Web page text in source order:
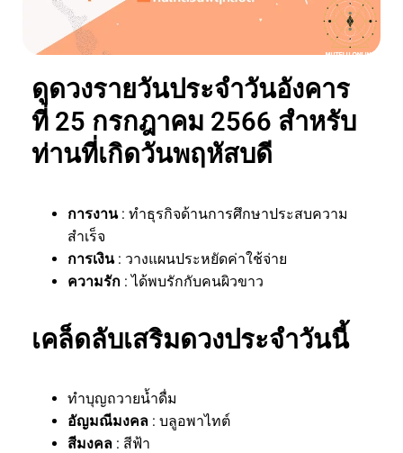
ดูดวงรายวันประจำวันอังคาร
ที่ 25 กรกฎาคม 2566 สำหรับ
ท่านที่เกิดวันพฤหัสบดี
การงาน : ทำธุรกิจด้านการศึกษาประสบความ
สำเร็จ
การเงิน : วางแผนประหยัดค่าใช้จ่าย
ความรัก : ได้พบรักกับคนผิวขาว
เคล็ดลับเสริมดวงประจำวันนี้
ทำบุญถวายน้ำดื่ม
อัญมณีมงคล : บลูอพาไทต์
สีมงคล : สีฟ้า